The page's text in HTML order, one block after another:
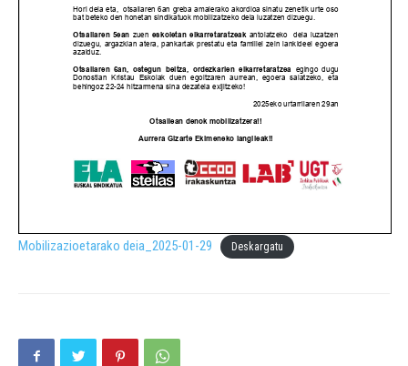
Mobilizazioetarako deia_2025-01-29 Deskargatu